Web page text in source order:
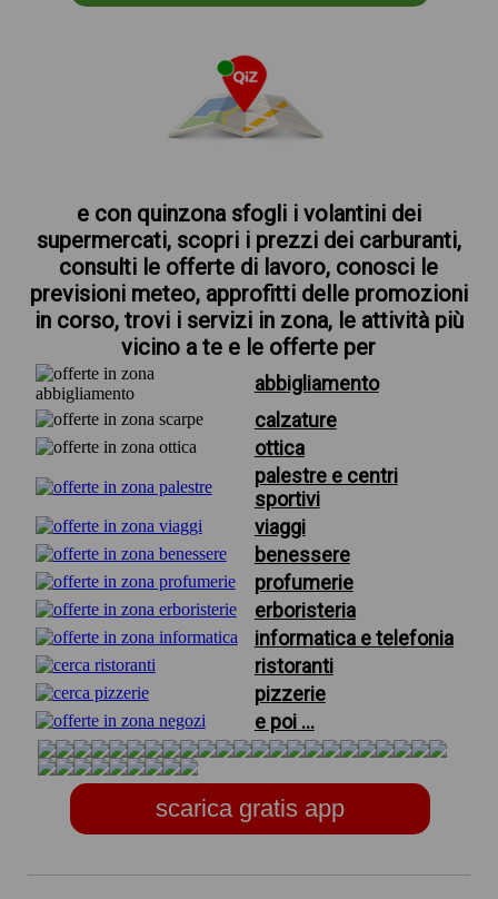
e con quinzona sfogli i volantini dei
supermercati, scopri i prezzi dei carburanti,
consulti le offerte di lavoro, conosci le
previsioni meteo, approfitti delle promozioni
in corso, trovi i servizi in zona, le attività più
vicino a te e le offerte per
abbigliamento
calzature
ottica
palestre e centri
sportivi
viaggi
benessere
profumerie
erboristeria
informatica e telefonia
ristoranti
pizzerie
e poi ...
scarica gratis app